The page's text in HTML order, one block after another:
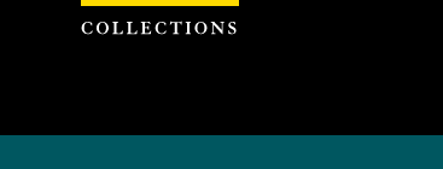
Cookies management panel